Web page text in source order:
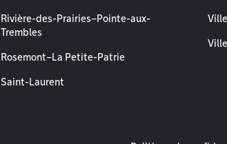
Rivière-des-Prairies–Pointe-aux-
Trembles
Rosemont–La Petite-Patrie
Saint-Laurent